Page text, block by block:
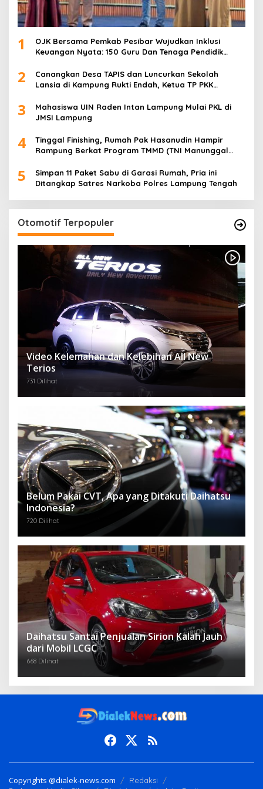
1
OJK Bersama Pemkab Pesibar Wujudkan Inklusi
Keuangan Nyata: 150 Guru Dan Tenaga Pendidik
2
Canangkan Desa TAPIS dan Luncurkan Sekolah
Lansia di Kampung Rukti Endah, Ketua TP PKK
Desa
3
Mahasiswa UIN Raden Intan Lampung Mulai PKL di
JMSI Lampung
4
Tinggal Finishing, Rumah Pak Hasanudin Hampir
Rampung Berkat Program TMMD (TNI Manunggal
5
Simpan 11 Paket Sabu di Garasi Rumah, Pria ini
Ditangkap Satres Narkoba Polres Lampung Tengah
Otomotif Terpopuler
Video Kelemahan dan Kelebihan All New
Terios
731 Dilihat
Belum Pakai CVT, Apa yang Ditakuti Daihatsu
Indonesia?
720 Dilihat
Daihatsu Santai Penjualan Sirion Kalah Jauh
dari Mobil LCGC
668 Dilihat
Copyrights @dialek-news.com
Redaksi